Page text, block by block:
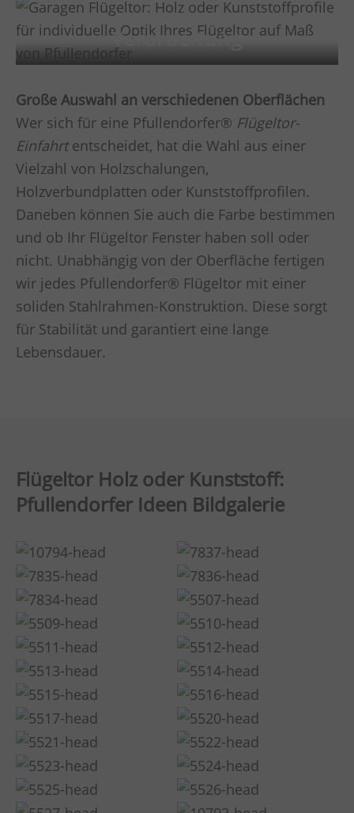
Verarbeitung
Große Auswahl an verschiedenen Oberflächen
Wer sich für eine Pfullendorfer® Flügeltor-
Einfahrtentscheidet, hat die Wahl aus einer
Vielzahl von Holzschalungen,
Holzverbundplatten oder Kunststoffprofilen.
Daneben können Sie auch die Farbe bestimmen
und ob Ihr Flügeltor Fenster haben soll oder
nicht. Unabhängig von der Oberfläche fertigen
wir jedes Pfullendorfer® Flügeltor mit einer
soliden Stahlrahmen-Konstruktion. Diese sorgt
für Stabilität und garantiert eine lange
Lebensdauer.
Flügeltor Holz oder Kunststoff:
Pfullendorfer Ideen Bildgalerie